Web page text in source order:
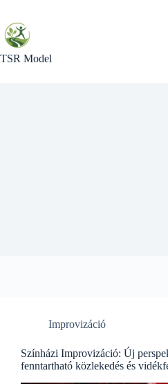
content
TSR Model
Improvizáció
Színházi Improvizáció: Új
fenntartható közlekedés és